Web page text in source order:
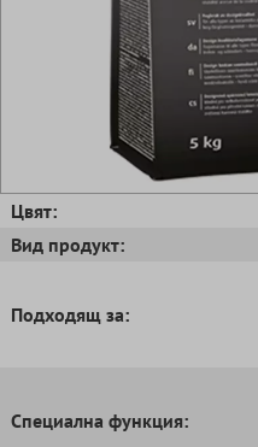
Цвят:
Вид продукт:
Подходящ за:
Специална функция: